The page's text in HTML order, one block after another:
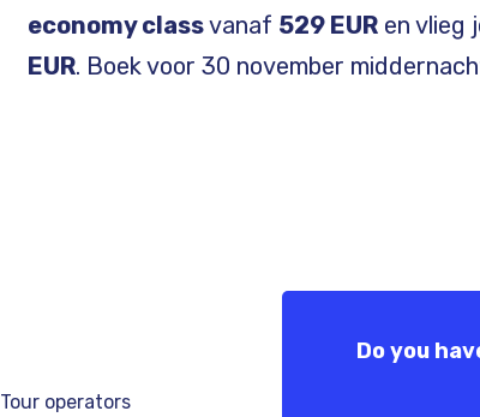
economy classvanaf 529 EURen vlieg
EUR. Boek voor 30 november
Tour operators
Do you